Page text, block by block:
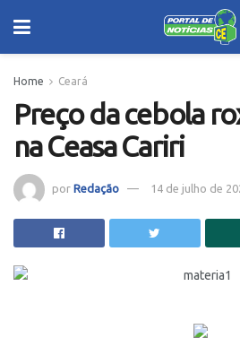
Home Ceará
Preço da cebola
na Ceasa Cariri
por Redação 14 de julho de